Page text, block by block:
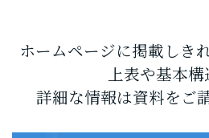
ホームページに掲載しき
上表や基本構
詳細な情報は資料をご